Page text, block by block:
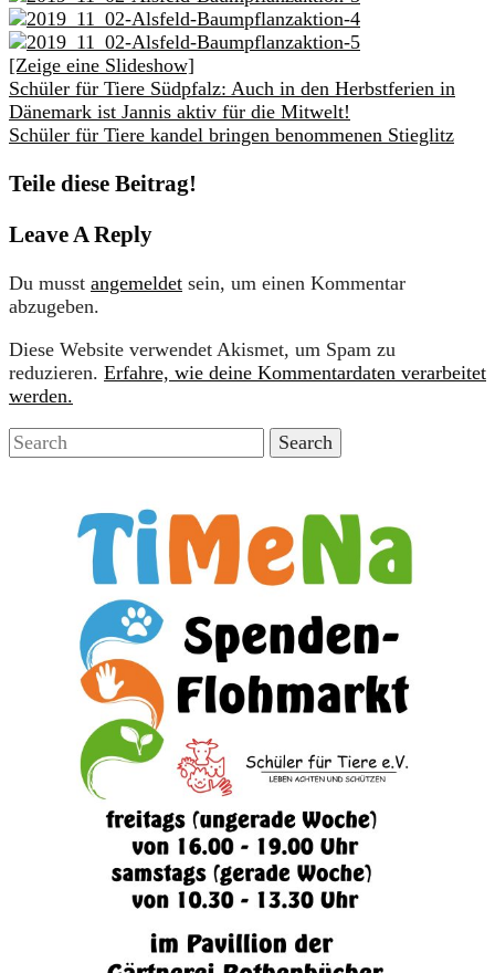
[Zeige eine Slideshow]
Schüler für Tiere Südpfalz: Auch in den Herbstferien in
Dänemark ist Jannis aktiv für die Mitwelt!
Schüler für Tiere kandel bringen benommenen Stieglitz
Teile diese Beitrag!
Leave A Reply
Du musst angemeldet sein, um einen Kommentar
abzugeben.
Diese Website verwendet Akismet, um Spam zu
reduzieren. Erfahre, wie deine Kommentardaten verarbeitet
werden.